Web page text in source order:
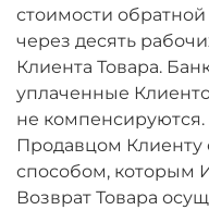
стоимости
через десять
Клиента Товара.
уплаченные
не
Продавцом Клиенту
способом, которым
Возврат Товара